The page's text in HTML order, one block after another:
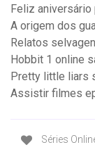
Feliz
A origem dos
Relatos
Hobbit 1 online
Pretty little liars
Assistir filmes
Séries